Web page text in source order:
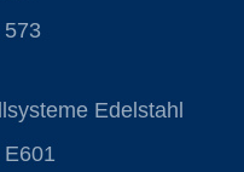
573
Edelstahl
E601